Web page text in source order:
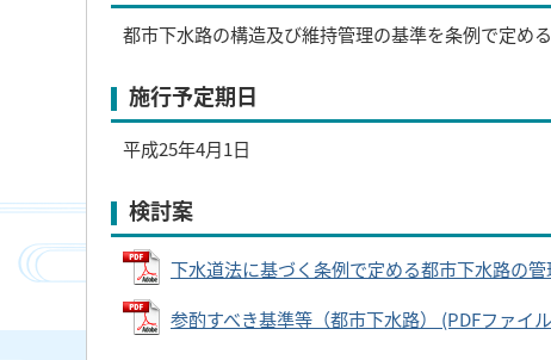
都市下水路の構造及び維持管理の基準を条例で定める
施行予定期日
平成25年4月1日
検討案
下水道法に基づく条例で定める都市下水路の
参酌すべき基準等（都市下水路） (PDFファイ